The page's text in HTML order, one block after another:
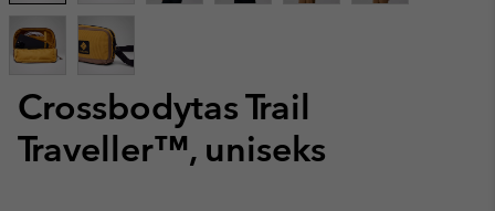
Crossbodytas Trail
Traveller™, uniseks